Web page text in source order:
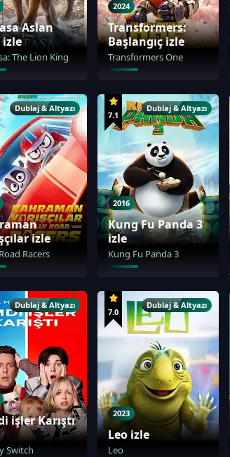
Aslan
The Lion King
2024
Transformers:
Başlangıç izle
Transformers One
Dublaj & Altyazı
izle
Racers
7.1
Dublaj & Altyazı
2016
Kung Fu Panda 3
izle
Kung Fu Panda 3
Dublaj & Altyazı
işler Karıştı
Switch
7.0
Dublaj & Altyazı
2023
Leo izle
Leo